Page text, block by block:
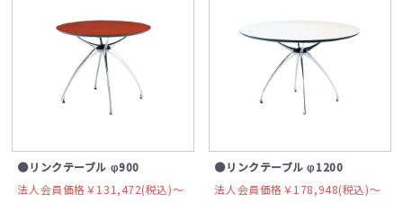
●リンクテーブル φ900
法人会員価格￥131,472(税込)〜
●リンクテーブル φ1200
法人会員価格￥178,948(税込)〜